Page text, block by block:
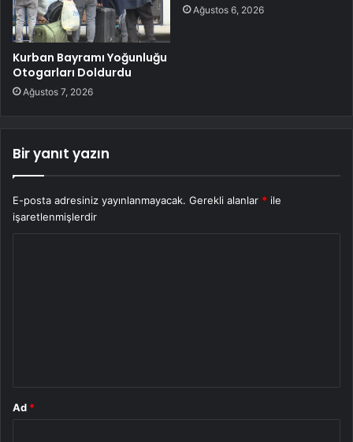
Kurban Bayramı Yoğunluğu
Otogarları Doldurdu
Ağustos 7, 2026
Ağustos 6, 2026
Bir yanıt yazın
E-posta adresiniz yayınlanmayacak. Gerekli alanlar * ile
işaretlenmişlerdir
Ad *